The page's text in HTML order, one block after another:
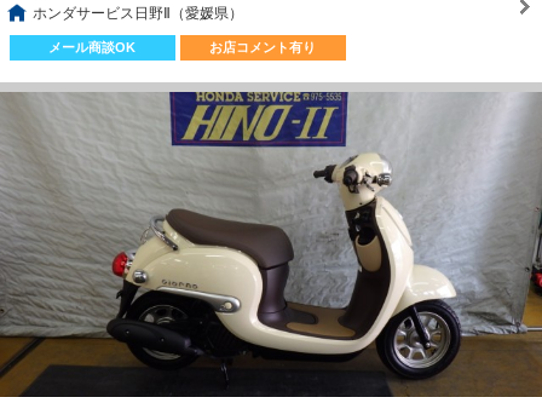
ホンダサービス日野Ⅱ（愛媛県）
メール商談OK お店コメント有り